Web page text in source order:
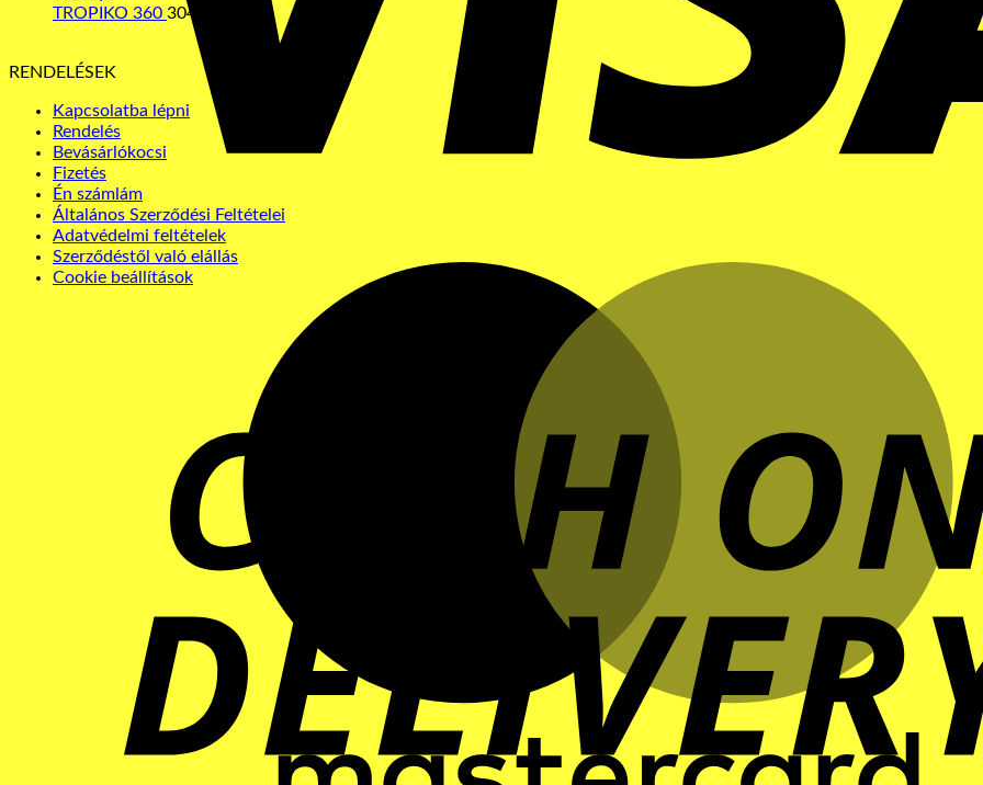
TROPIKO 360 304 132
RENDELÉSEK
Kapcsolatba lépni
Rendelés
Bevásárlókocsi
Fizetés
Én számlám
Általános Szerződési Feltételei
Adatvédelmi feltételek
Szerződéstől való elállás
Cookie beállítások